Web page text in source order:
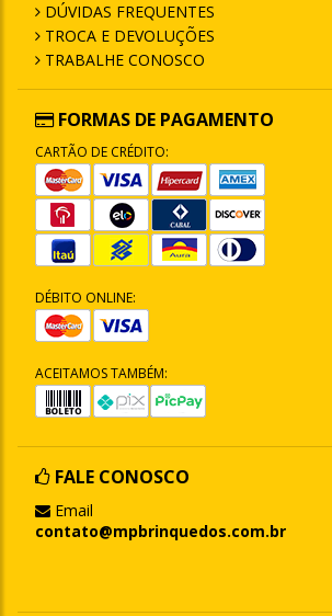
DÚVIDAS FREQUENTES
TROCA E DEVOLUÇÕES
TRABALHE CONOSCO
FORMAS DE PAGAMENTO
CARTÃO DE CRÉDITO:
DÉBITO ONLINE:
ACEITAMOS TAMBÉM:
FALE CONOSCO
Email
contato@mpbrinquedos.com.br